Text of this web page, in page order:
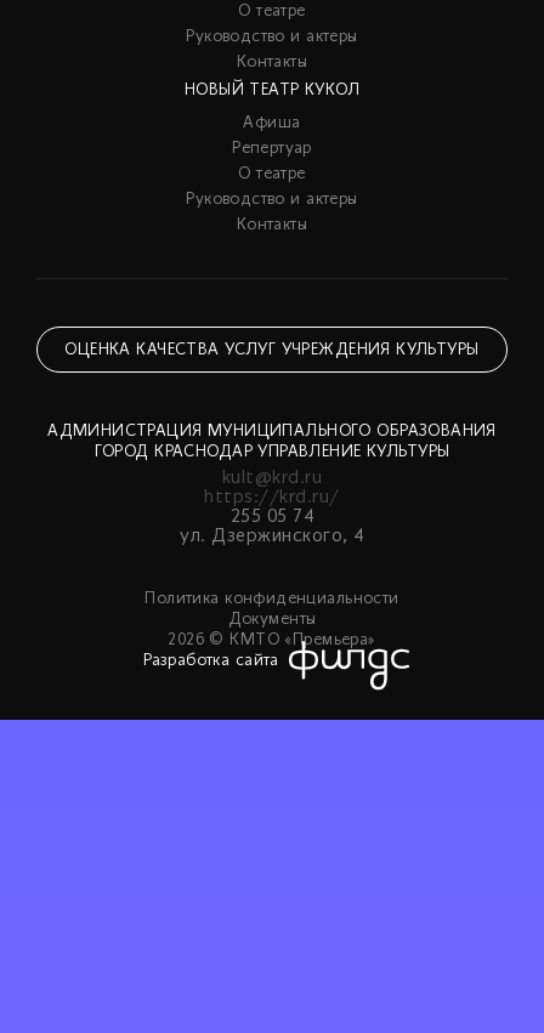
О театре
Руководство и актеры
Контакты
НОВЫЙ ТЕАТР КУКОЛ
Афиша
Репертуар
О театре
Руководство и актеры
Контакты
ОЦЕНКА КАЧЕСТВА УСЛУГ УЧРЕЖДЕНИЯ КУЛЬТУРЫ
АДМИНИСТРАЦИЯ МУНИЦИПАЛЬНОГО ОБРАЗОВАНИЯ
ГОРОД КРАСНОДАР УПРАВЛЕНИЕ КУЛЬТУРЫ
kult@krd.ru
https://krd.ru/
255 05 74
ул. Дзержинского, 4
Политика конфиденциальности
Документы
2026 © КМТО «Премьера»
Разработка сайта